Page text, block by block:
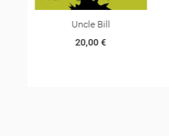
Astenia
20,00 €